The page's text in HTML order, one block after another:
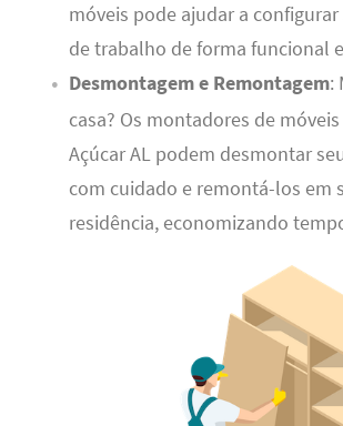
móveis pode ajudar a configurar
de trabalho de forma funcional
Desmontagem e Remontagem:
casa? Os montadores de
Açúcar AL podem desmontar
com cuidado e remontá-los em
residência, economizando